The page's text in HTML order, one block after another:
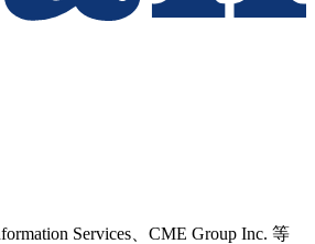
Services、CME Group Inc. 等